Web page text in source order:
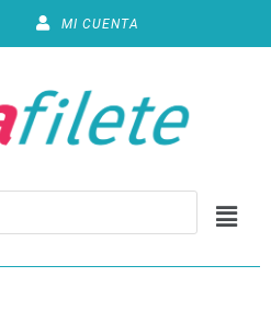
MI CUENTA